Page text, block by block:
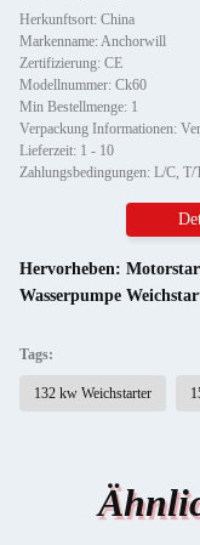
Herkunftsort: China
Markenname: Anchorwill
Zertifizierung: CE
Modellnummer: Ck60
Min Bestellmenge: 1
Verpackung Informationen:
Lieferzeit: 1 - 10
Zahlungsbedingungen: L/C, T/
Hervorheben:
Wasserpumpe
Tags:
132 kw Weichstarter